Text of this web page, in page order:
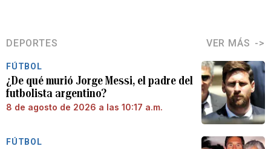
DEPORTES VER MÁS
FÚTBOL
¿De qué murió Jorge Messi, el padre del
futbolista argentino?
8 de agosto de 2026 a las 10:17 a.m.
FÚTBOL